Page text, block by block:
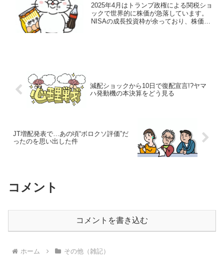
2025年4月はトランプ政権による関税ショ
ックで世界的に株価が急落しています。
NISAの成長投資枠が余っており、株価が
減配ショックから10日で復配宣言!?ヤマ
ハ発動機の本決算をどう見る
JT増配発表で…あの頃“ボロクソ評価”だ
ったのを思い出した件
コメント
コメントを書き込む
ホーム その他（雑記）